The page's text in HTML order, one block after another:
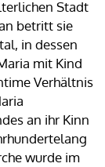
Stadt
betritt sie
in dessen
mit Kind
Verhältnis
an ihr Kinn
wurde im